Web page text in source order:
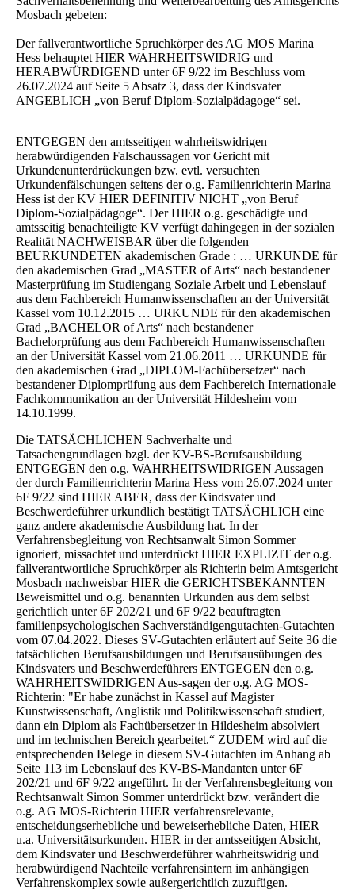
Mosbach gebeten:
Der fallverantwortliche Spruchkörper des AG MOS Marina
Hess behauptet HIER WAHRHEITSWIDRIG und
HERABWÜRDIGEND unter 6F 9/22 im Beschluss vom
26.07.2024 auf Seite 5 Absatz 3, dass der Kindsvater
ANGEBLICH „von Beruf Diplom-Sozialpädagoge“ sei.
ENTGEGEN den amtsseitigen wahrheitswidrigen
herabwürdigenden Falschaussagen vor Gericht mit
Urkundenunterdrückungen bzw. evtl. versuchten
Urkundenfälschungen seitens der o.g. Familienrichterin Marina
Hess ist der KV HIER DEFINITIV NICHT „von Beruf
Diplom-Sozialpädagoge“. Der HIER o.g. geschädigte und
amtsseitig benachteiligte KV verfügt dahingegen in der sozialen
Realität NACHWEISBAR über die folgenden
BEURKUNDETEN akademischen Grade : … URKUNDE für
den akademischen Grad „MASTER of Arts“ nach bestandener
Masterprüfung im Studiengang Soziale Arbeit und Lebenslauf
aus dem Fachbereich Humanwissenschaften an der Universität
Kassel vom 10.12.2015 … URKUNDE für den akademischen
Grad „BACHELOR of Arts“ nach bestandener
Bachelorprüfung aus dem Fachbereich Humanwissenschaften
an der Universität Kassel vom 21.06.2011 … URKUNDE für
den akademischen Grad „DIPLOM-Fachübersetzer“ nach
bestandener Diplomprüfung aus dem Fachbereich Internationale
Fachkommunikation an der Universität Hildesheim vom
14.10.1999.
Die TATSÄCHLICHEN Sachverhalte und
Tatsachengrundlagen bzgl. der KV-BS-Berufsausbildung
ENTGEGEN den o.g. WAHRHEITSWIDRIGEN Aussagen
der durch Familienrichterin Marina Hess vom 26.07.2024 unter
6F 9/22 sind HIER ABER, dass der Kindsvater und
Beschwerdeführer urkundlich bestätigt TATSÄCHLICH eine
ganz andere akademische Ausbildung hat. In der
Verfahrensbegleitung von Rechtsanwalt Simon Sommer
ignoriert, missachtet und unterdrückt HIER EXPLIZIT der o.g.
fallverantwortliche Spruchkörper als Richterin beim Amtsgericht
Mosbach nachweisbar HIER die GERICHTSBEKANNTEN
Beweismittel und o.g. benannten Urkunden aus dem selbst
gerichtlich unter 6F 202/21 und 6F 9/22 beauftragten
familienpsychologischen Sachverständigengutachten-Gutachten
vom 07.04.2022. Dieses SV-Gutachten erläutert auf Seite 36 die
tatsächlichen Berufsausbildungen und Berufsausübungen des
Kindsvaters und Beschwerdeführers ENTGEGEN den o.g.
WAHRHEITSWIDRIGEN Aus-sagen der o.g. AG MOS-
Richterin: "Er habe zunächst in Kassel auf Magister
Kunstwissenschaft, Anglistik und Politikwissenschaft studiert,
dann ein Diplom als Fachübersetzer in Hildesheim absolviert
und im technischen Bereich gearbeitet.“ ZUDEM wird auf die
entsprechenden Belege in diesem SV-Gutachten im Anhang ab
Seite 113 im Lebenslauf des KV-BS-Mandanten unter 6F
202/21 und 6F 9/22 angeführt. In der Verfahrensbegleitung von
Rechtsanwalt Simon Sommer unterdrückt bzw. verändert die
o.g. AG MOS-Richterin HIER verfahrensrelevante,
entscheidungserhebliche und beweiserhebliche Daten, HIER
u.a. Universitätsurkunden. HIER in der amtsseitigen Absicht,
dem Kindsvater und Beschwerdeführer wahrheitswidrig und
herabwürdigend Nachteile verfahrensintern im anhängigen
Verfahrenskomplex sowie außergerichtlich zuzufügen.